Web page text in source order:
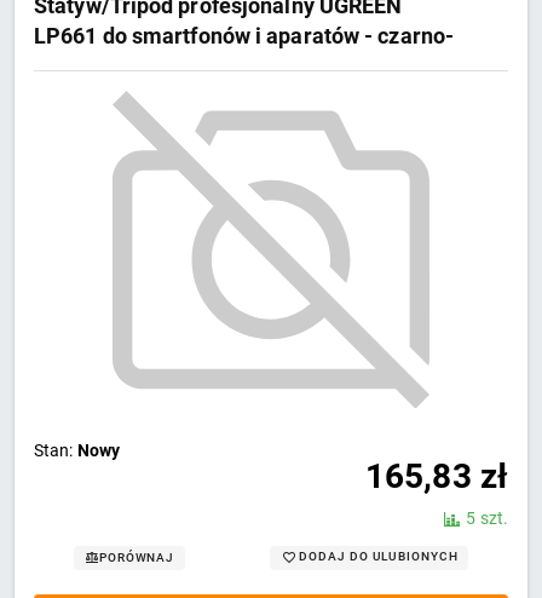
Statyw/Tripod profesjonalny UGREEN
LP661 do smartfonów i aparatów - czarno-
szary
Stan: Nowy
165,83 zł
5 szt.
PORÓWNAJ DODAJ DO ULUBIONYCH